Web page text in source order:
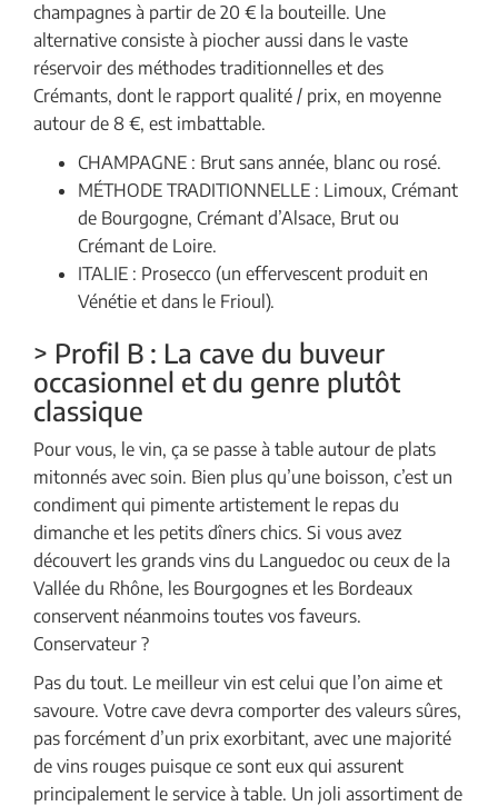
champagnes à partir de 20 € la bouteille. Une
alternative consiste à piocher aussi dans le vaste
réservoir des méthodes traditionnelles et des
Crémants, dont le rapport qualité / prix, en moyenne
autour de 8 €, est imbattable.
CHAMPAGNE : Brut sans année, blanc ou rosé.
MÉTHODE TRADITIONNELLE : Limoux, Crémant
de Bourgogne, Crémant d’Alsace, Brut ou
Crémant de Loire.
ITALIE : Prosecco (un effervescent produit en
Vénétie et dans le Frioul).
> Profil B : La cave du buveur
occasionnel et du genre plutôt
classique
Pour vous, le vin, ça se passe à table autour de plats
mitonnés avec soin. Bien plus qu’une boisson, c’est un
condiment qui pimente artistement le repas du
dimanche et les petits dîners chics. Si vous avez
découvert les grands vins du Languedoc ou ceux de la
Vallée du Rhône, les Bourgognes et les Bordeaux
conservent néanmoins toutes vos faveurs.
Conservateur ?
Pas du tout. Le meilleur vin est celui que l’on aime et
savoure. Votre cave devra comporter des valeurs sûres,
pas forcément d’un prix exorbitant, avec une majorité
de vins rouges puisque ce sont eux qui assurent
principalement le service à table. Un joli assortiment de